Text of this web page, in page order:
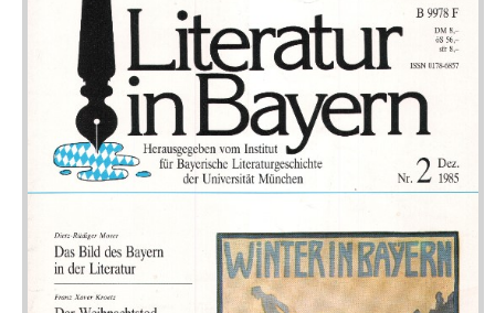
Neuerscheinungen
Vorschau
Buchtipps
Rezensionen
Medien
Stöbern